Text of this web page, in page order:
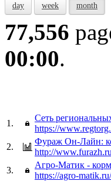
day week month
77,556
00:00.
1.
Сеть
https://
2.
Фураж Он-Лайн:
http://www.furazh.ru
3.
Агро-Матик -
https://agro-matik.ru/